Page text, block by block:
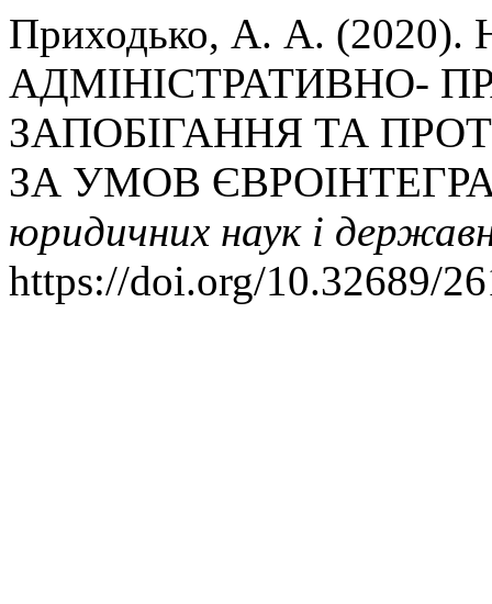
Приходько, А. А.
АДМІНІСТРАТИВНО-
ЗАПОБІГАННЯ ТА
ЗА УМОВ
юридичних наук і
https://doi.org/10.32689/